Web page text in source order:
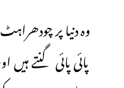
ـوہ دنیا پر
پائی پائی گنتے